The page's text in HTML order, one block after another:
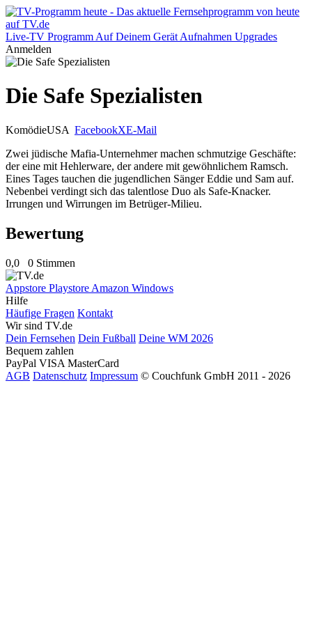
Live-TV Programm Auf Deinem Gerät Aufnahmen Upgrades
Anmelden
Die Safe Spezialisten
KomödieUSA FacebookXE-Mail
Zwei jüdische Mafia-Unternehmer machen schmutzige Geschäfte:
der eine mit Hehlerware, der andere mit gewöhnlichem Ramsch.
Eines Tages tauchen die jugendlichen Sänger Eddie und Sam auf.
Nebenbei verdingt sich das talentlose Duo als Safe-Knacker.
Irrungen und Wirrungen im Betrüger-Milieu.
Bewertung
0,0 0 Stimmen
Appstore Playstore Amazon Windows
Hilfe
Häufige Fragen Kontakt
Wir sind TV.de
Dein Fernsehen Dein Fußball Deine WM 2026
Bequem zahlen
PayPal VISA MasterCard
AGB Datenschutz Impressum © Couchfunk GmbH 2011 - 2026